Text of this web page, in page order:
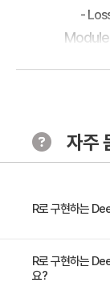
-
-
-
-
-
자주
R로 구현하는
- R을 기본지식을
야 하는 PM - 예측
R로 구현하는
요?